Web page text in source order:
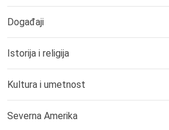
Događaji
Istorija i religija
Kultura i umetnost
Severna Amerika